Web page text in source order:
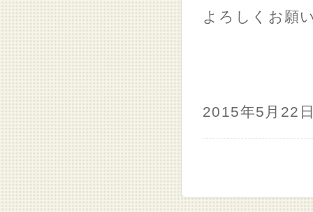
よろしくお願
2015年5